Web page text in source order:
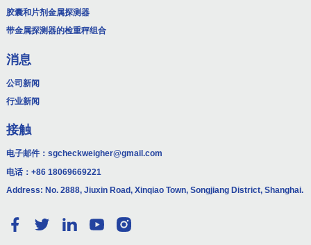
胶囊和片剂金属探测器
带金属探测器的检重秤组合
消息
公司新闻
行业新闻
接触
电子邮件： sgcheckweigher@gmail.com
电话： +86 18069669221
Address: No. 2888, Jiuxin Road, Xinqiao Town, Songjiang District, Shanghai.